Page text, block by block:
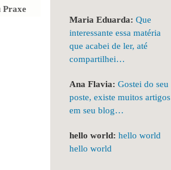
Praxe
Maria Eduarda: Que
interessante essa matéria
que acabei de ler, até
compartilhei…
Ana Flavia: Gostei do seu
poste, existe muitos artigos
em seu blog…
hello world: hello world
hello world